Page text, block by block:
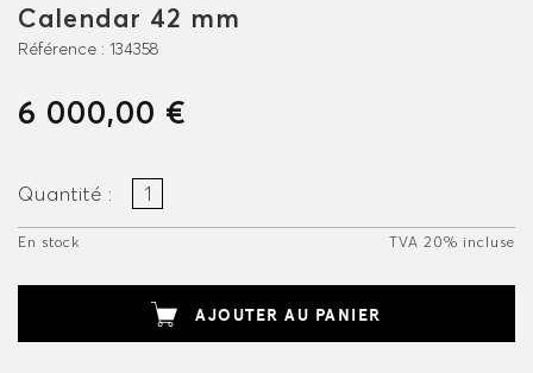
Calendar 42 mm
Référence : 134358
6 000,00 €
Quantité :
En stock TVA 20% incluse
AJOUTER AU PANIER